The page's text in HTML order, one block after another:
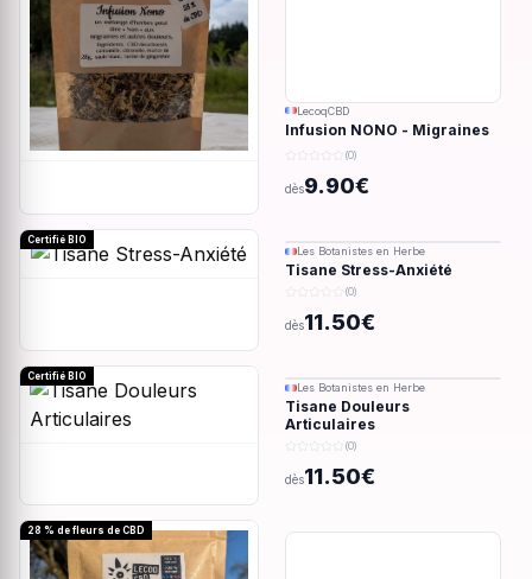
LecoqCBD
Infusion NONO - Migraines
& douleurs - 28g
(0)
dès9.90€
Certifié BIO
Les Botanistes en Herbe
Tisane Stress-Anxiété
(0)
dès11.50€
Certifié BIO
Les Botanistes en Herbe
Tisane Douleurs
Articulaires
(0)
dès11.50€
28 % de fleurs de CBD